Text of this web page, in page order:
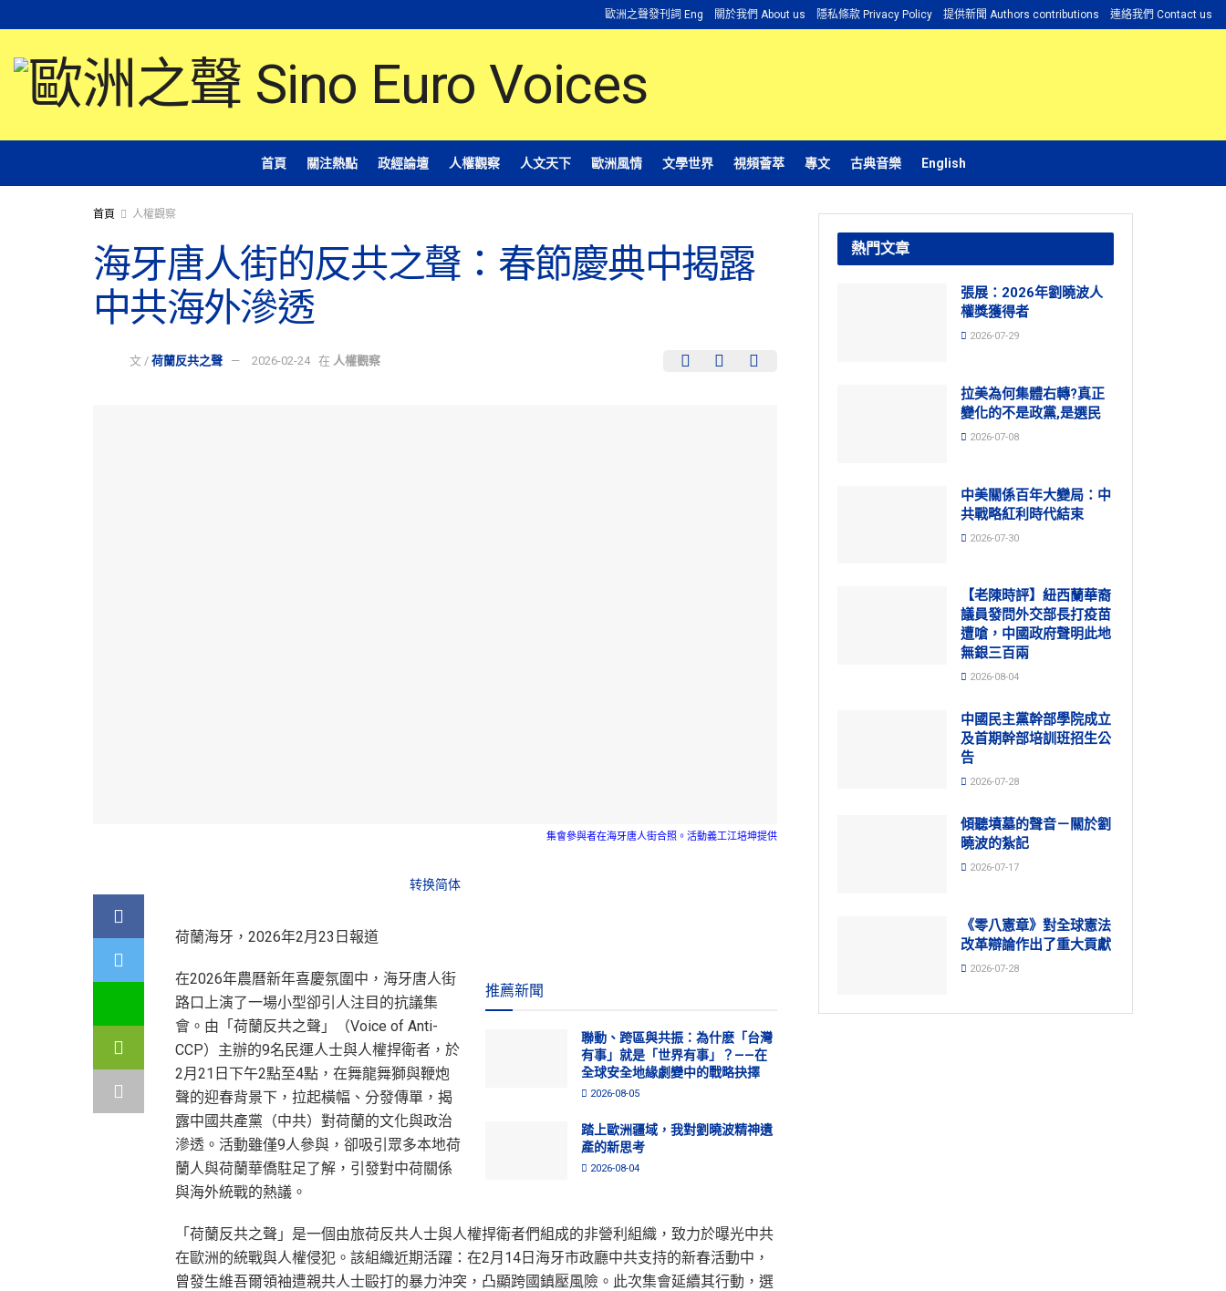
歐洲之聲發刊詞 Eng 關於我們 About us 隱私條款 Privacy Policy 提供新聞 Authors contributions 連絡我們 Contact us
首頁 關注熱點 政經論壇 人權觀察 人文天下 歐洲風情 文學世界 視頻薈萃 專文 古典音樂 English
首頁 人權觀察
海牙唐人街的反共之聲：春節慶典中揭露
中共海外滲透
文 / 荷蘭反共之聲 2026-02-24 在 人權觀察
集會參與者在海牙唐人街合照。活動義工江培坤提供
转换简体
荷蘭海牙，2026年2月23日報道
推薦新聞
聯動、跨區與共振：為什麽「台灣
有事」就是「世界有事」？——在
全球安全地緣劇變中的戰略抉擇
2026-08-05
踏上歐洲疆域，我對劉曉波精神遺
產的新思考
2026-08-04
在2026年農曆新年喜慶氛圍中，海牙唐人街
路口上演了一場小型卻引人注目的抗議集
會。由「荷蘭反共之聲」（Voice of Anti-
CCP）主辦的9名民運人士與人權捍衛者，於
2月21日下午2點至4點，在舞龍舞獅與鞭炮
聲的迎春背景下，拉起橫幅、分發傳單，揭
露中國共產黨（中共）對荷蘭的文化與政治
滲透。活動雖僅9人參與，卻吸引眾多本地荷
蘭人與荷蘭華僑駐足了解，引發對中荷關係
與海外統戰的熱議。
「荷蘭反共之聲」是一個由旅荷反共人士與人權捍衛者們組成的非營利組織，致力於曝光中共
在歐洲的統戰與人權侵犯。該組織近期活躍：在2月14日海牙市政廳中共支持的新春活動中，
曾發生維吾爾領袖遭親共人士毆打的暴力沖突，凸顯跨國鎮壓風險。此次集會延續其行動，選
熱門文章
張展：2026年劉曉波人
權獎獲得者
2026-07-29
拉美為何集體右轉?真正
變化的不是政黨,是選民
2026-07-08
中美關係百年大變局：中
共戰略紅利時代結束
2026-07-30
【老陳時評】紐西蘭華裔
議員發問外交部長打疫苗
遭嗆，中國政府聲明此地
無銀三百兩
2026-08-04
中國民主黨幹部學院成立
及首期幹部培訓班招生公
告
2026-07-28
傾聽墳墓的聲音－關於劉
曉波的紮記
2026-07-17
《零八憲章》對全球憲法
改革辯論作出了重大貢獻
2026-07-28